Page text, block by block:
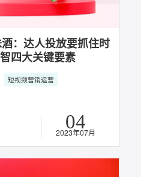
用户口碑传播
27
2023年07月